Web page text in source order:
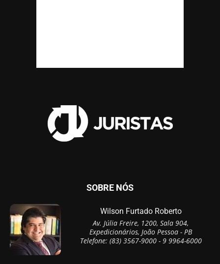
SOBRE NÓS
Wilson Furtado Roberto
Av. Júlia Freire, 1200, Sala 904,
Expedicionários, João Pessoa - PB
Telefone: (83) 3567-9000 - 9 9964-6000